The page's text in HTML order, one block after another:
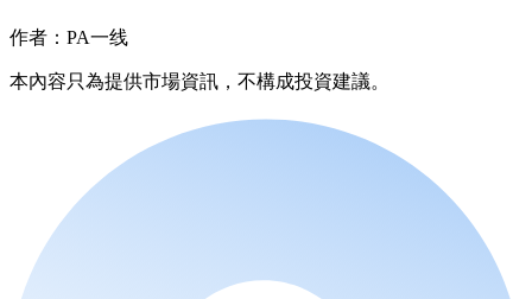
作者：PA一线
本內容只為提供市場資訊，不構成投資建議。